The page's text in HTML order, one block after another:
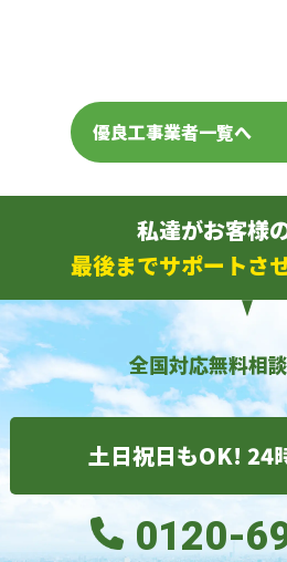
優良工事業者一覧へ
私達がお客様
最後までサポートさ
全国対応無料相
土日祝日もOK! 24
0120-